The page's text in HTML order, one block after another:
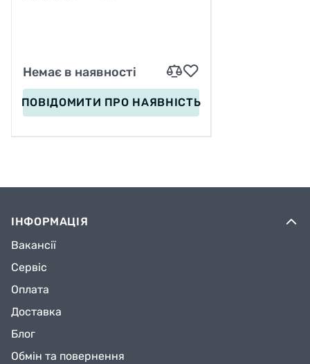
Немає в наявності
ПОВІДОМИТИ ПРО НАЯВНІСТЬ
ІНФОРМАЦІЯ
Вакансії
Сервіс
Оплата
Доставка
Блог
Обмін та повернення